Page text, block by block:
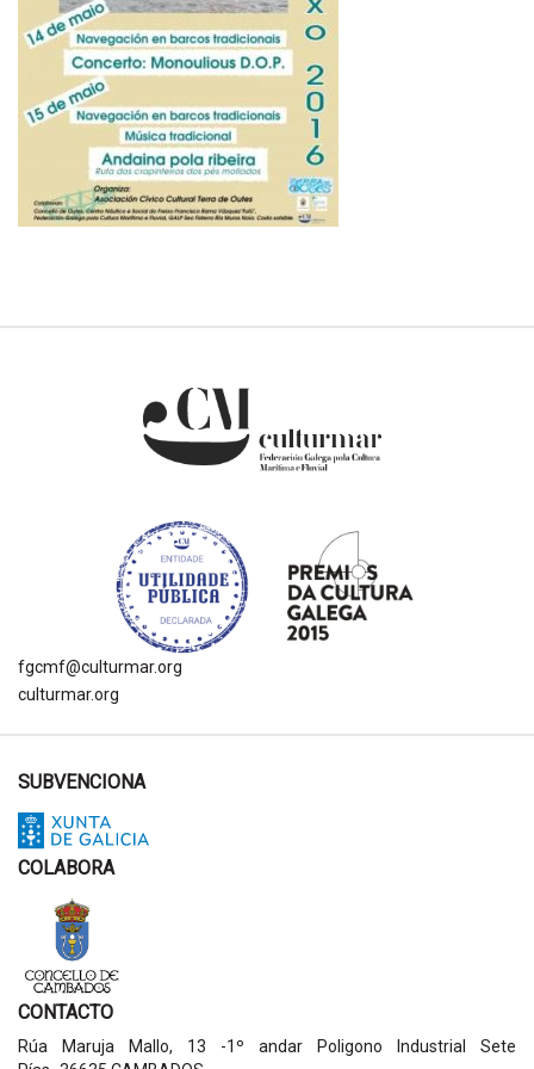
fgcmf@culturmar.org
culturmar.org
SUBVENCIONA
COLABORA
CONTACTO
Rúa Maruja Mallo, 13 -1º andar Poligono Industrial Sete